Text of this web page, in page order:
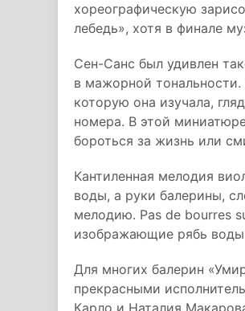
хореографическую
лебедь», хотя в финале
Сен-Санс был удивлен
в мажорной
которую она изучала,
номера. В этой
бороться за жизнь или
Кантиленная мелодия
воды, а руки балерины,
мелодию. Pas de bourres
изображающие рябь воды
Для многих балерин
прекрасными
Карло и Наталия